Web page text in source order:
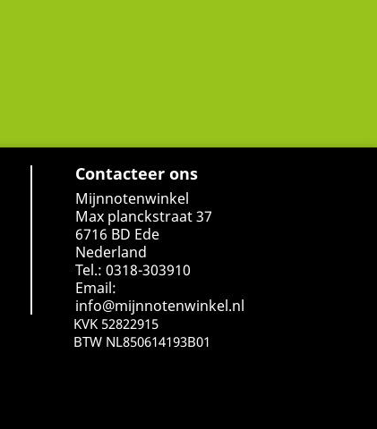
Contacteer ons
Mijnnotenwinkel
Max planckstraat 37
6716 BD Ede
Nederland
Tel.: 0318-303910
Email:
info@mijnnotenwinkel.nl
KVK 52822915
BTW NL850614193B01